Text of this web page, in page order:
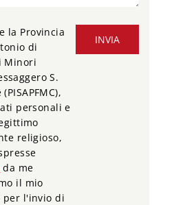
INVIA
la Provincia
di
Minori
S.
personali e
religioso,
da me
il mio
per l'invio di